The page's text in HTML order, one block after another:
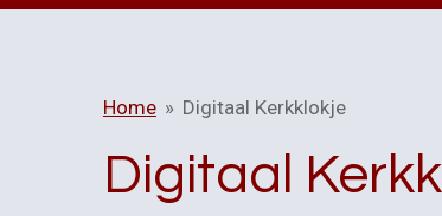
Home » Digitaal Kerkklokje
Digitaal